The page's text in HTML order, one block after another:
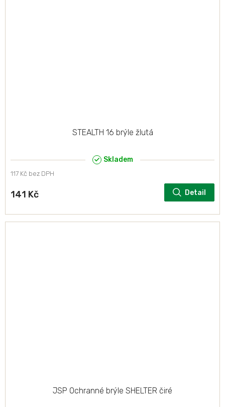
STEALTH 16 brýle žlutá
Skladem
117 Kč bez DPH
141 Kč Detail
JSP Ochranné brýle SHELTER čiré